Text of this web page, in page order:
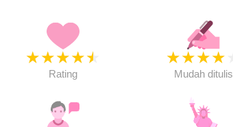
★★★★★
Rating
★★★★
Mudah ditulis